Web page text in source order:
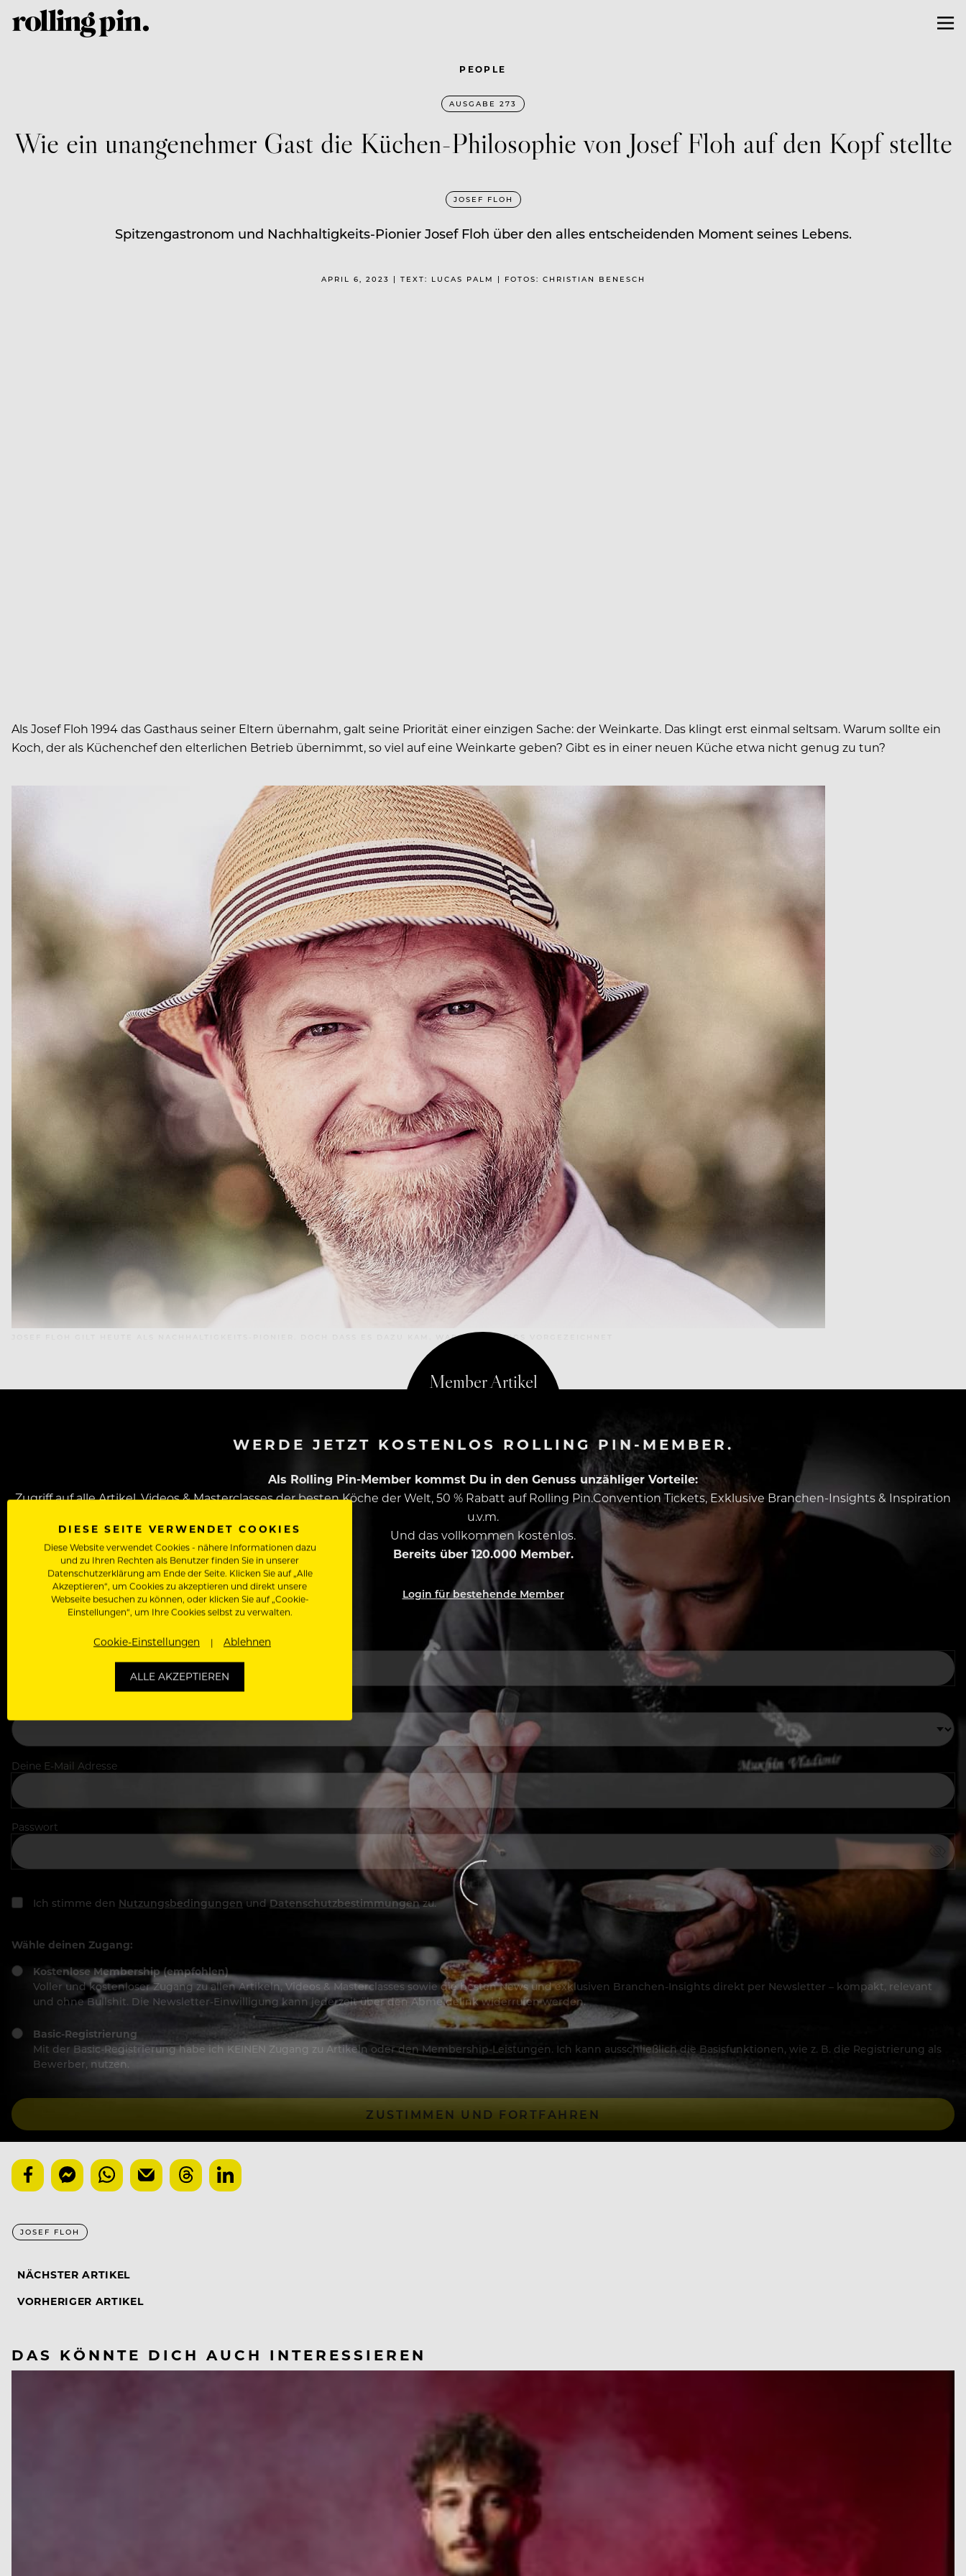
PEOPLE
AUSGABE 273
Wie ein unangenehmer Gast die Küchen-Philosophie von Josef Floh auf den Kopf stellte
JOSEF FLOH
Spitzengastronom und Nachhaltigkeits-Pionier Josef Floh über den alles entscheidenden Moment seines Lebens.
APRIL 6, 2023 | TEXT: LUCAS PALM | FOTOS: CHRISTIAN BENESCH
Als Josef Floh 1994 das Gasthaus seiner Eltern übernahm, galt seine Priorität einer einzigen Sache: der Weinkarte. Das klingt erst einmal seltsam. Warum sollte ein
Koch, der als Küchenchef den elterlichen Betrieb übernimmt, so viel auf eine Weinkarte geben? Gibt es in einer neuen Küche etwa nicht genug zu tun?
JOSEF FLOH GILT HEUTE ALS NACHHALTIGKEITS-PIONIER. DOCH DASS ES DAZU KAM, WAR KEINESWEGS VORGEZEICHNET
WERDE JETZT KOSTENLOS ROLLING PIN-MEMBER.
Als Rolling Pin-Member kommst Du in den Genuss unzähliger Vorteile:
Zugriff auf alle Artikel, Videos & Masterclasses der besten Köche der Welt, 50 % Rabatt auf Rolling Pin.Convention Tickets, Exklusive Branchen-Insights & Inspiration
u.v.m.
Und das vollkommen kostenlos.
Bereits über 120.000 Member.
Login für bestehende Member
Deine E-Mail Adresse
Passwort
Ich stimme den Nutzungsbedingungen und Datenschutzbestimmungenzu.
Wähle deinen Zugang:
Kostenlose Membership (empfohlen)
Voller und kostenloser Zugang zu allen Artikeln, Videos & Masterclasses sowie die besten News und exklusiven Branchen-Insights direkt per Newsletter – kompakt, relevant
und ohne Bullshit. Die Newsletter-Einwilligung kann jederzeit über den Abmeldelink widerrufen werden.
Basic-Registrierung
Mit der Basic-Registrierung habe ich KEINEN Zugang zu Artikeln oder den Membership-Leistungen. Ich kann ausschließlich die Basisfunktionen, wie z. B. die Registrierung als
Bewerber, nutzen.
ZUSTIMMEN UND FORTFAHREN
JOSEF FLOH
NÄCHSTER ARTIKEL
VORHERIGER ARTIKEL
DAS KÖNNTE DICH AUCH INTERESSIEREN
DIESE SEITE VERWENDET COOKIES
Diese Website verwendet Cookies - nähere Informationen dazu
und zu Ihren Rechten als Benutzer finden Sie in unserer
Datenschutzerklärung am Ende der Seite. Klicken Sie auf „Alle
Akzeptieren“, um Cookies zu akzeptieren und direkt unsere
Webseite besuchen zu können, oder klicken Sie auf „Cookie-
Einstellungen“, um Ihre Cookies selbst zu verwalten.
Cookie-Einstellungen Ablehnen
ALLE AKZEPTIEREN